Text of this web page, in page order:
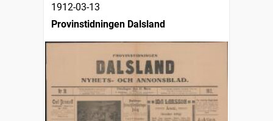
1912-03-13
Provinstidningen Dalsland